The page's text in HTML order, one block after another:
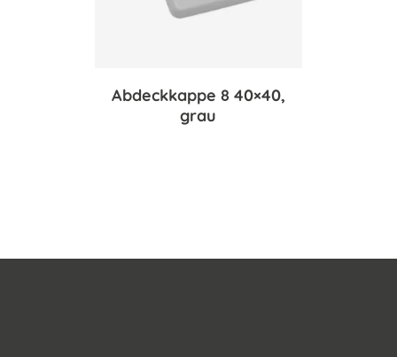
Abdeckkappe 8 40×40,
grau